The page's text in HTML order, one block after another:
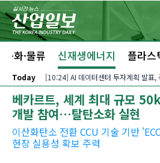
본문 바로가기
동화·물류 신재생에너지 플라스
Today [10:24] AI 데이터센터 투자계획 발표,
베카르트, 세계 최대 규모
개발 참여…탈탄소화 실현
이산화탄소 전환 CCU 기술 기반
현장 실용성 확보 주력